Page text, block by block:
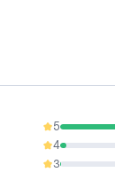
5
94.96%
4
3.88%
3
0.39%